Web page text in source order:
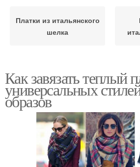
Платки из итальянского
шелка
Как завязать теплый
универсальных
образов